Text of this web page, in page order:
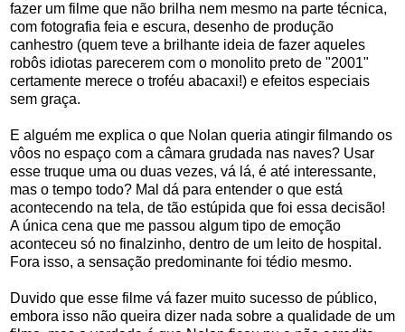
fazer um filme que não brilha nem mesmo na parte técnica,
com fotografia feia e escura, desenho de produção
canhestro (quem teve a brilhante ideia de fazer aqueles
robôs idiotas parecerem com o monolito preto de "2001"
certamente merece o troféu abacaxi!) e efeitos especiais
sem graça.
E alguém me explica o que Nolan queria atingir filmando os
vôos no espaço com a câmara grudada nas naves? Usar
esse truque uma ou duas vezes, vá lá, é até interessante,
mas o tempo todo? Mal dá para entender o que está
acontecendo na tela, de tão estúpida que foi essa decisão!
A única cena que me passou algum tipo de emoção
aconteceu só no finalzinho, dentro de um leito de hospital.
Fora isso, a sensação predominante foi tédio mesmo.
Duvido que esse filme vá fazer muito sucesso de público,
embora isso não queira dizer nada sobre a qualidade de um